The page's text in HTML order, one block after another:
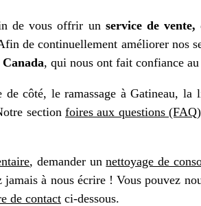
de vous offrir un service de
de continuellement améliorer nos
, qui nous ont fait confiance au
côté, le ramassage à Gatineau,
section foires aux questions (FAQ)
, demander unnettoyage de
jamais à nous écrire ! Vous pouvez
de contact ci-dessous.